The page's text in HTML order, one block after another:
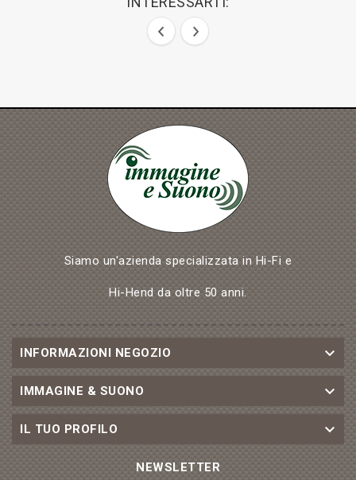
Siamo un'azienda specializzata in Hi-Fi e
Hi-Hend da oltre 50 anni.
INFORMAZIONI NEGOZIO 
IMMAGINE & SUONO 
IL TUO PROFILO 
NEWSLETTER